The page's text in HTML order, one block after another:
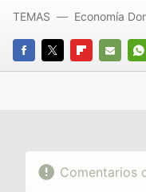
FACEBOOK
TWITTERFLIPBOARD
E-
TEMAS Economía
Comentarios